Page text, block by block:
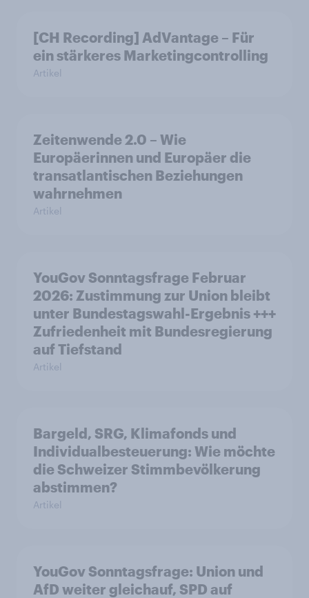
[CH Recording] AdVantage – Für
ein stärkeres Marketingcontrolling
Artikel
Zeitenwende 2.0 – Wie
Europäerinnen und Europäer die
transatlantischen Beziehungen
wahrnehmen
Artikel
YouGov Sonntagsfrage Februar
2026: Zustimmung zur Union bleibt
unter Bundestagswahl-Ergebnis +++
Zufriedenheit mit Bundesregierung
auf Tiefstand
Artikel
Bargeld, SRG, Klimafonds und
Individualbesteuerung: Wie möchte
die Schweizer Stimmbevölkerung
abstimmen?
Artikel
YouGov Sonntagsfrage: Union und
AfD weiter gleichauf, SPD auf